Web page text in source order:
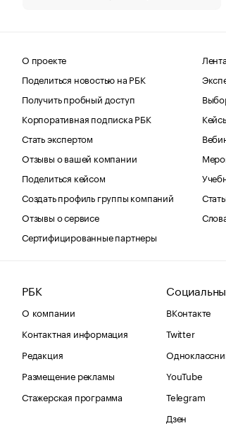
О проекте
Поделиться новостью на РБК
Получить пробный доступ
Корпоративная подписка РБК
Стать экспертом
Отзывы о вашей компании
Поделиться кейсом
Создать профиль группы компаний
Отзывы о сервисе
Сертифицированные партнеры
РБК
О компании
Контактная информация
Редакция
Размещение рекламы
Стажерская программа
ВКонтакте
Twitter
YouTube
Telegram
Дзен